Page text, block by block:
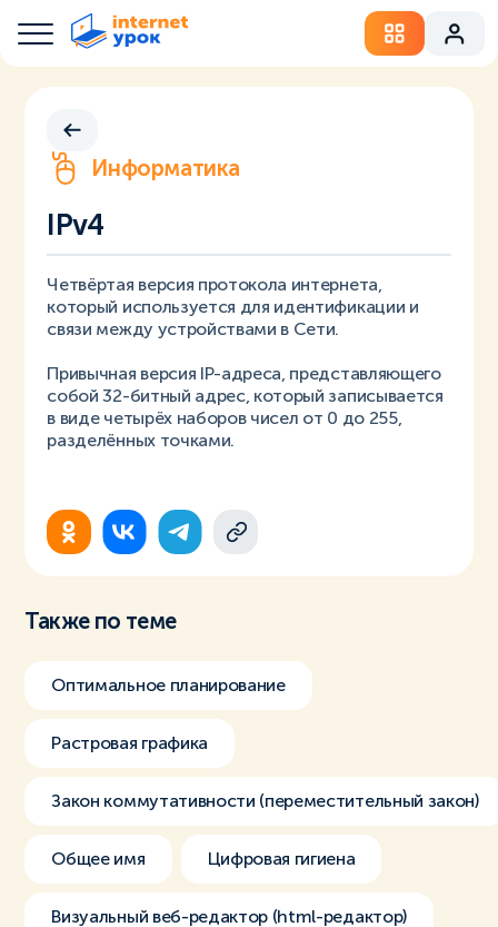
Информатика
IPv4
Четвёртая версия протокола интернета,
который используется для идентификации и
связи между устройствами в Сети.
Привычная версия IP-адреса, представляющего
собой 32-битный адрес, который записывается
в виде четырёх наборов чисел от 0 до 255,
разделённых точками.
Также по теме
Оптимальное планирование
Растровая графика
Закон коммутативности (переместительный закон)
Общее имя Цифровая гигиена
Визуальный веб-редактор (html-редактор)